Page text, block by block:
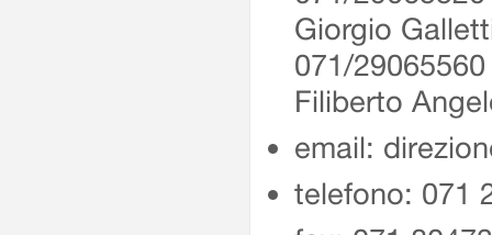
Giorgio
071/
Filiberto
email:
telefono: 071